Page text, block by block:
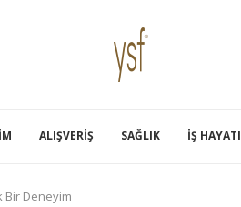
ALIŞVERIŞ SAĞLIK İŞ HAYATI
Bir Deneyim